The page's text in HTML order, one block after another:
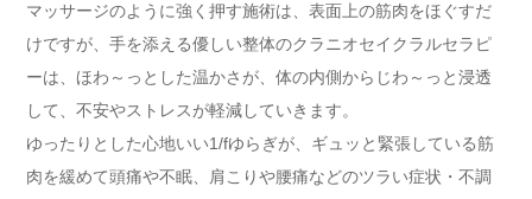
マッサージのように強く押す施術は、表面上の筋肉をほぐすだ
けですが、手を添える優しい整体のクラニオセイクラルセラピ
ーは、ほわ～っとした温かさが、体の内側からじわ～っと浸透
して、不安やストレスが軽減していきます。
ゆったりとした心地いい1/fゆらぎが、ギュッと緊張している筋
肉を緩めて頭痛や不眠、肩こりや腰痛などのツラい症状・不調